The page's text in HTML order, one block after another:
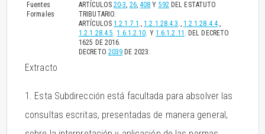
Fuentes
Formales
ARTÍCULOS 20-3, 26, 408 Y 592DEL ESTATUTO
TRIBUTARIO.
ARTÍCULOS 1.2.1.7.1 ., 1.2.1.28.4.3., 1.2.1.28.4.4.,
1.2.1.28.4.5. 1.6.1.2.10. Y 1.6.1.2.11 . DEL DECRETO
1625 DE 2016.
DECRETO 2039 DE 2023.
Extracto
1. Esta Subdirección está facultada para absolver las
consultas escritas, presentadas de manera general,